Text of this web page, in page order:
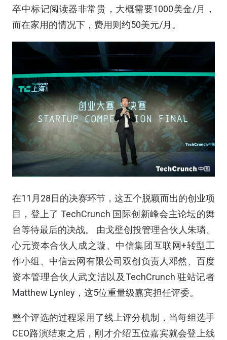
卒中标记阅读器非常贵，大概需要1000美金/月，
而在家用的情况下，费用则约50美元/月。
在11月28日的决赛环节，这五个脱颖而出的创业项
目，登上了 TechCrunch 国际创新峰会主论坛的舞
台等待最后的决战。 由戈壁创投管理合伙人朱璘、
心元资本合伙人成之璇、中信集团互联网+转型工
作小组、中信云网有限公司双创负责人邓然、百度
资本管理合伙人武文洁以及TechCrunch 驻站记者
Matthew Lynley，这5位重量级嘉宾担任评委。
整个评选的过程采用了线上评分机制，当每组选手
CEO路演结束之后，刚才介绍五位嘉宾就会登上线